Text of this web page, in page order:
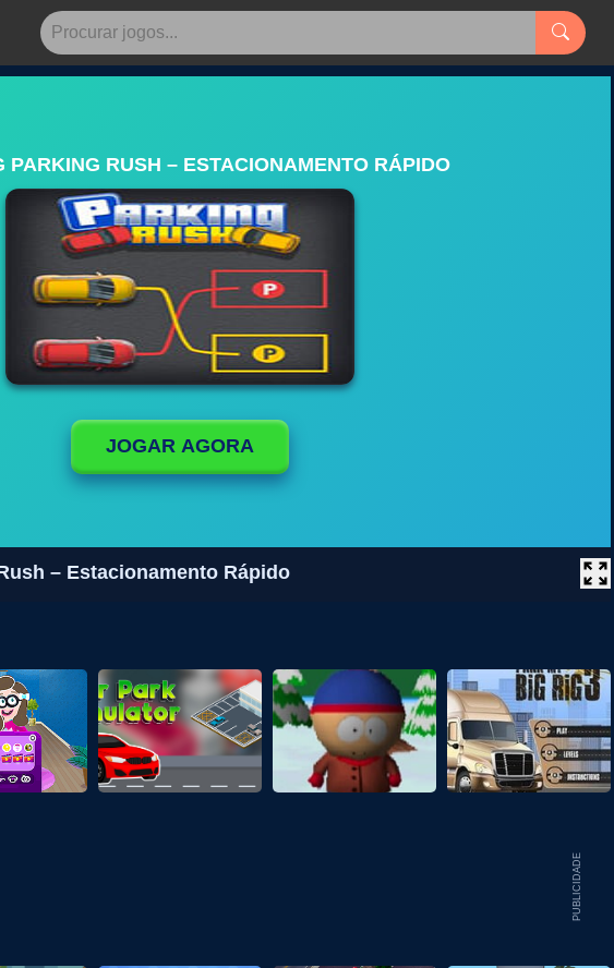
PARKING RUSH – ESTACIONAMENTO RÁPIDO
JOGAR AGORA
– Estacionamento Rápido
PUBLICIDADE